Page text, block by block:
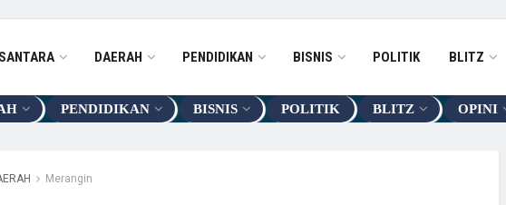
DAERAH PENDIDIKAN BISNIS POLITIK BLITZ
PENDIDIKAN BISNIS POLITIK BLITZ OPINI
Merangin